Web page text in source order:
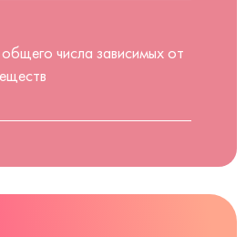
числа зависимых от